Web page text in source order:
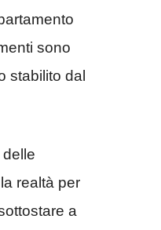
sono
stabilito dal
realtà per
a